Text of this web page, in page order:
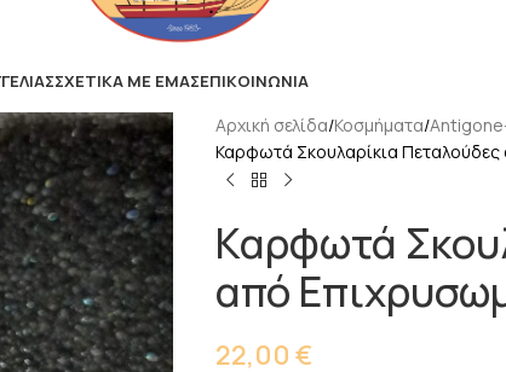
ΣΧΕΤΙΚΑ ΜΕ ΕΜΑΣΕΠΙΚΟΙΝΩΝΙΑ
Αρχική σελίδα Κοσμήματα
Καρφωτά Σκουλαρίκια
Καρφωτά
από
22,00 €